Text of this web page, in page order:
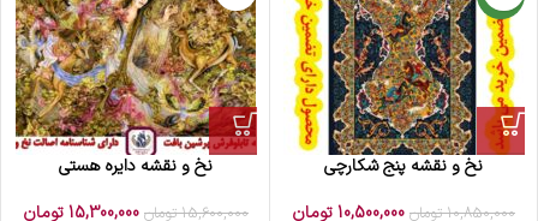
نخ و نقشه پنج شکارچی
10,850,000 تومان 10,500,000تومان
نخ و نقشه دایره هستی
15,600,000 تومان 15,300,000تومان